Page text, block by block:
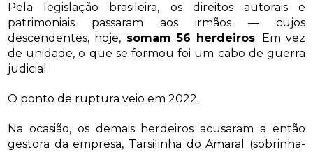
Pela legislação brasileira, os direitos autorais e
patrimoniais passaram aos irmãos — cujos
descendentes, hoje, somam 56 herdeiros. Em vez
de unidade, o que se formou foi um cabo de guerra
judicial.
O ponto de ruptura veio em 2022.
Na ocasião, os demais herdeiros acusaram a então
gestora da empresa, Tarsilinha do Amaral (sobrinha-